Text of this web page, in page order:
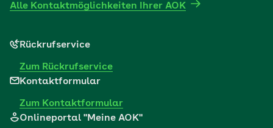
Alle Kontaktmöglichkeiten Ihrer AOK
Rückrufservice
Zum Rückrufservice
Kontaktformular
Zum Kontaktformular
Onlineportal "Meine AOK"